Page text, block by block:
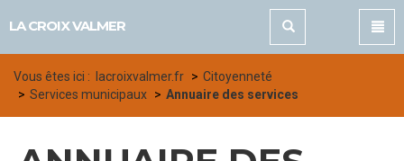
LA CROIX VALMER
Vous êtes ici : lacroixvalmer.fr
Citoyenneté
Services municipaux
Annuaire des services